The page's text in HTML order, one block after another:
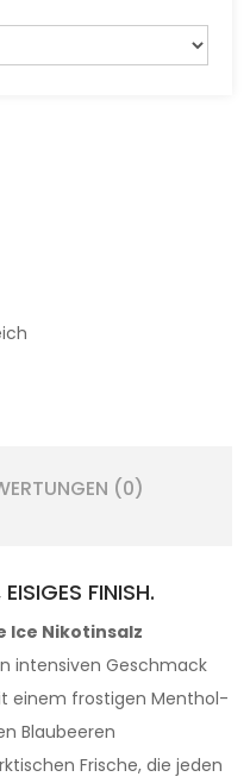
(0)
EISIGES FINISH.
Ice Nikotinsalz
intensiven Geschmack
einem frostigen Menthol-
Blaubeeren
Frische, die jeden